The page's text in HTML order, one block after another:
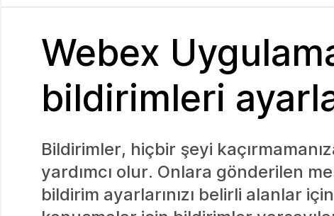
Webex
bildirimleri
Bildirimler, hiçbir şeyi
yardımcı olur. Onlara gönderilen
bildirim ayarlarınızı belirli alanlar